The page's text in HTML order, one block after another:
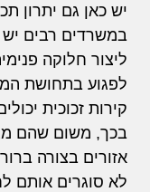
יש כאן גם יתרון
במשרדים רבים יש
ליצור חלוקה
לפגוע בתחושת
קירות זכוכית
בכך, משום שהם
אזורים בצורה
לא סוגרים אותם